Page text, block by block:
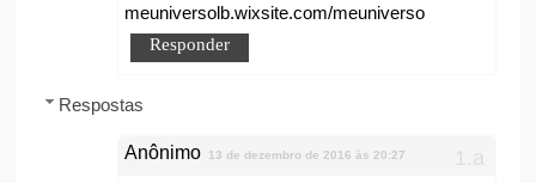
meuniversolb.wixsite.com/meuniverso
Responder
Respostas
Anônimo 13 de dezembro de 2016 às 20:27